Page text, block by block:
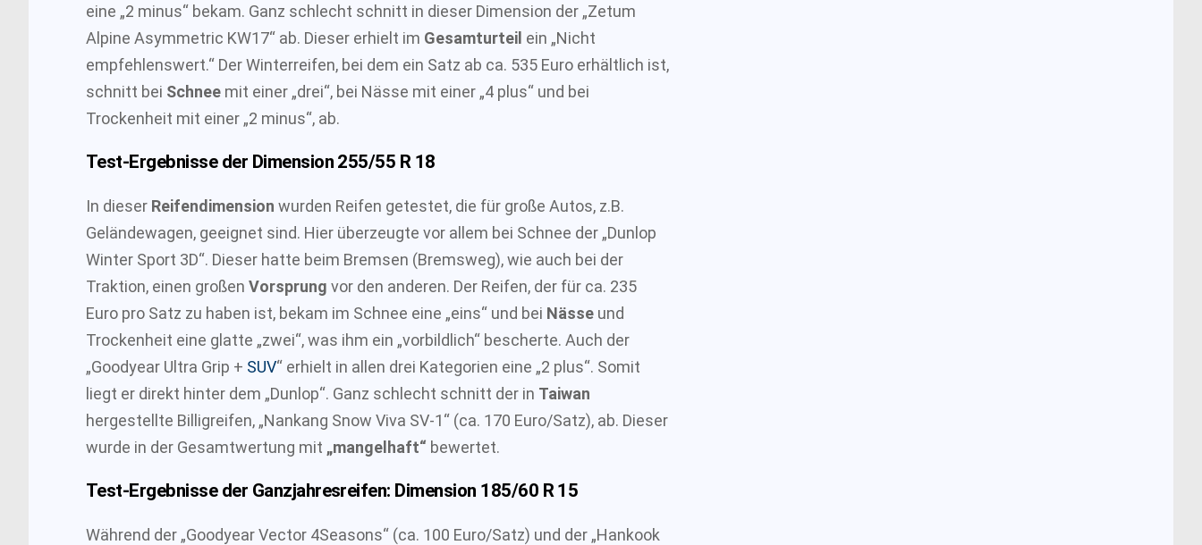
eine „2 minus“ bekam. Ganz schlecht schnitt in dieser Dimension der „Zetum
Alpine Asymmetric KW17“ ab. Dieser erhielt im Gesamturteil ein „Nicht
empfehlenswert.“ Der Winterreifen, bei dem ein Satz ab ca. 535 Euro erhältlich ist,
schnitt bei Schnee mit einer „drei“, bei Nässe mit einer „4 plus“ und bei
Trockenheit mit einer „2 minus“, ab.
Test-Ergebnisse der Dimension 255/55 R 18
In dieser Reifendimension wurden Reifen getestet, die für große Autos, z.B.
Geländewagen, geeignet sind. Hier überzeugte vor allem bei Schnee der „Dunlop
Winter Sport 3D“. Dieser hatte beim Bremsen (Bremsweg), wie auch bei der
Traktion, einen großen Vorsprung vor den anderen. Der Reifen, der für ca. 235
Euro pro Satz zu haben ist, bekam im Schnee eine „eins“ und bei Nässe und
Trockenheit eine glatte „zwei“, was ihm ein „vorbildlich“ bescherte. Auch der
„Goodyear Ultra Grip + SUV“ erhielt in allen drei Kategorien eine „2 plus“. Somit
liegt er direkt hinter dem „Dunlop“. Ganz schlecht schnitt der in Taiwan
hergestellte Billigreifen, „Nankang Snow Viva SV-1“ (ca. 170 Euro/Satz), ab. Dieser
wurde in der Gesamtwertung mit „mangelhaft“ bewertet.
Test-Ergebnisse der Ganzjahresreifen: Dimension 185/60 R 15
Während der „Goodyear Vector 4Seasons“ (ca. 100 Euro/Satz) und der „Hankook